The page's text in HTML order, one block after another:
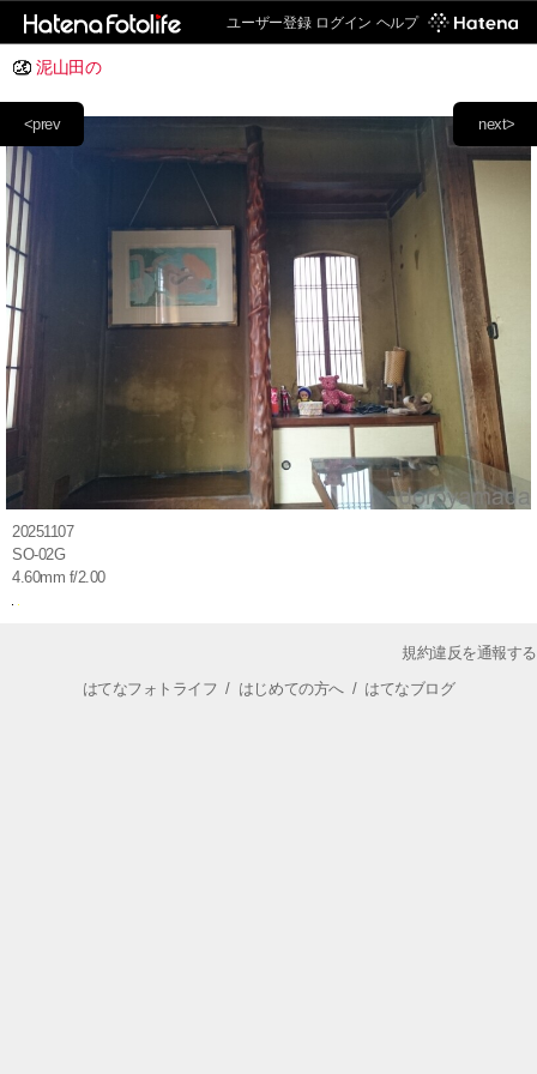
ユーザー登録 ログイン ヘルプ
泥山田の
next>
<prev
20251107
SO-02G
4.60mm f/2.00
規約違反を通報する
はてなフォトライフ / はじめての方へ/ はてなブログ